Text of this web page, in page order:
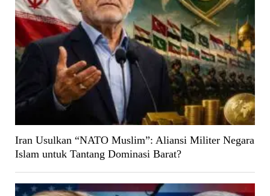
Iran Usulkan “NATO Muslim”: Aliansi Militer Negara
Islam untuk Tantang Dominasi Barat?